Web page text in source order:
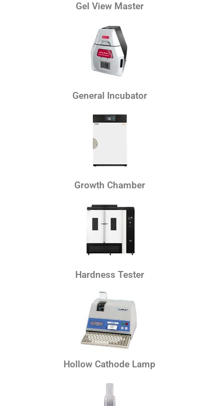
Gel View Master
General Incubator
Growth Chamber
Hardness Tester
Hollow Cathode Lamp